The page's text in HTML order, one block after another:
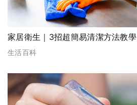
家居衛生｜3招超簡易清潔方法教學
生活百科